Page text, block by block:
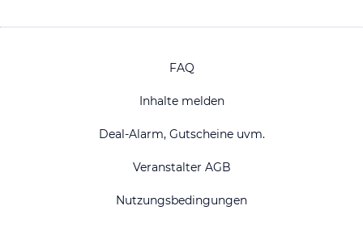
FAQ
Inhalte melden
Deal-Alarm, Gutscheine uvm.
Veranstalter AGB
Nutzungsbedingungen